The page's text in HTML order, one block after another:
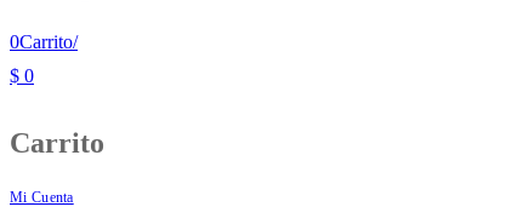
0Carrito/
$ 0
Carrito
Mi Cuenta